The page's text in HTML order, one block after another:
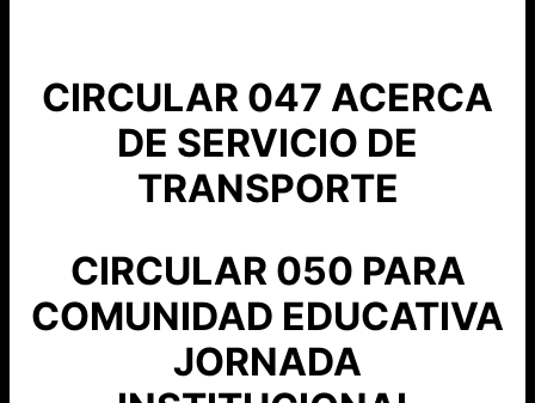
CIRCULAR 047 ACERCA
DE SERVICIO DE
TRANSPORTE
CIRCULAR 050 PARA
COMUNIDAD EDUCATIVA
JORNADA